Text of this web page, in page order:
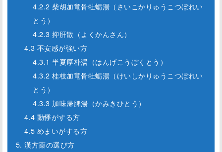
4.2.2 柴胡加竜骨牡蛎湯（さいこかりゅうこつぼれい
とう）
4.2.3 抑肝散（よくかんさん）
4.3 不安感が強い方
4.3.1 半夏厚朴湯（はんげこうぼくとう）
4.3.2 桂枝加竜骨牡蛎湯（けいしかりゅうこつぼれい
とう）
4.3.3 加味帰脾湯（かみきひとう）
4.4 動悸がする方
4.5 めまいがする方
5. 漢方薬の選び方